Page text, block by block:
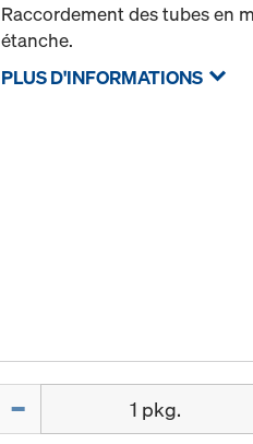
Raccordement des tubes en
étanche.
PLUS D'INFORMATIONS